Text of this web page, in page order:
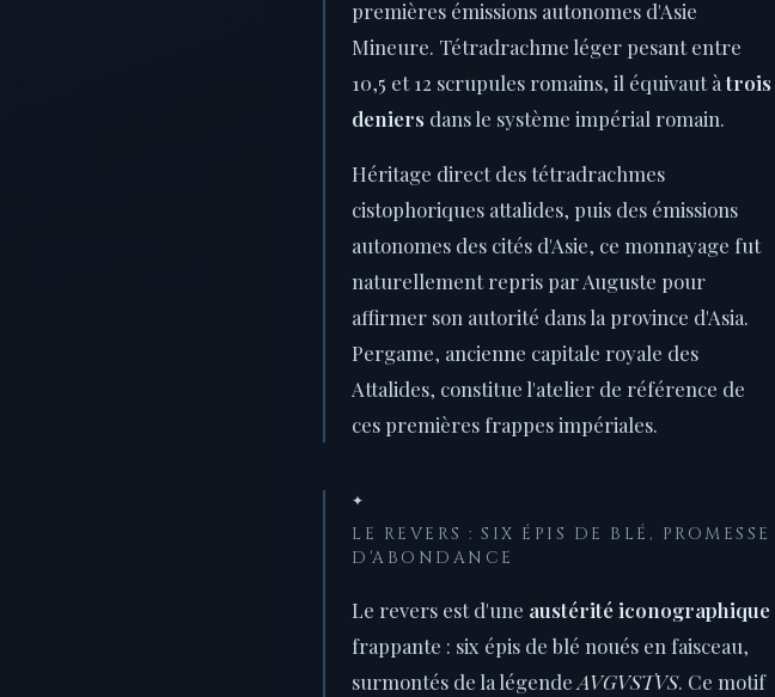
premières émissions autonomes d'Asie
Mineure. Tétradrachme léger pesant entre
10,5 et 12 scrupules romains, il équivaut àtrois
deniers dans le système impérial romain.
Héritage direct des tétradrachmes
cistophoriques attalides, puis des émissions
autonomes des cités d'Asie, ce monnayage fut
naturellement repris par Auguste pour
affirmer son autorité dans la province d'Asia.
Pergame, ancienne capitale royale des
Attalides, constitue l'atelier de référence de
ces premières frappes impériales.
✦
LE REVERS : SIX ÉPIS DE BLÉ, PROMESSE
D'ABONDANCE
Le revers est d'une austérité iconographique
frappante : six épis de blé noués en faisceau,
surmontés de la légende AVGVSTVS. Ce motif